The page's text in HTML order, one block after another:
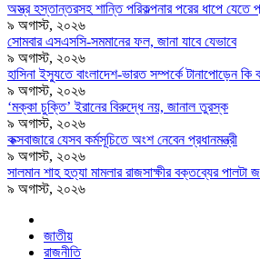
অস্ত্র হস্তান্তরসহ শান্তি পরিকল্পনার পরের ধাপে যেতে
৯ অগাস্ট, ২০২৬
সোমবার এসএসসি-সমমানের ফল, জানা যাবে যেভাবে
৯ অগাস্ট, ২০২৬
হাসিনা ইস্যুতে বাংলাদেশ-ভারত সম্পর্কে টানাপোড়েন কি
৯ অগাস্ট, ২০২৬
‘মক্কা চুক্তি’ ইরানের বিরুদ্ধে নয়, জানাল তুরস্ক
৯ অগাস্ট, ২০২৬
কক্সবাজারে যেসব কর্মসূচিতে অংশ নেবেন প্রধানমন্ত্রী
৯ অগাস্ট, ২০২৬
সালমান শাহ হত্যা মামলার রাজসাক্ষীর বক্তব্যের পালটা
৯ অগাস্ট, ২০২৬
জাতীয়
রাজনীতি